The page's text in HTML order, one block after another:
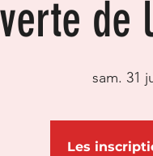
de
sam. 31
Les